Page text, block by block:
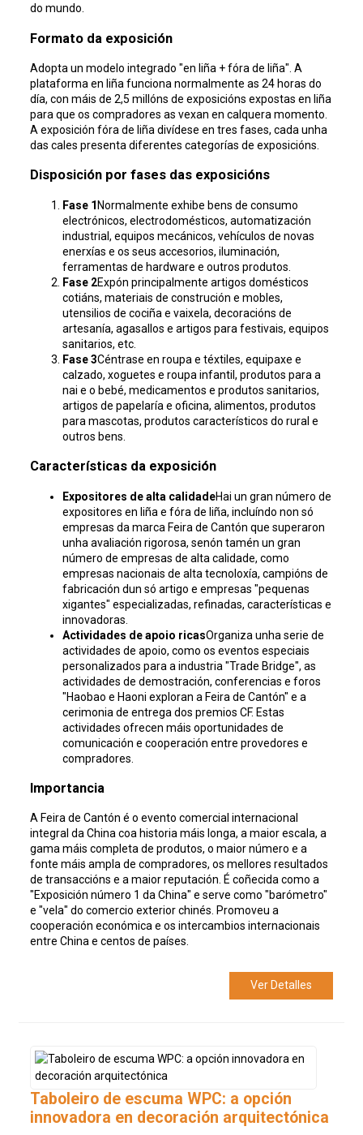
do mundo.
Formato da exposición
Adopta un modelo integrado "en liña + fóra de liña". A
plataforma en liña funciona normalmente as 24 horas do
día, con máis de 2,5 millóns de exposicións expostas en liña
para que os compradores as vexan en calquera momento.
A exposición fóra de liña divídese en tres fases, cada unha
das cales presenta diferentes categorías de exposicións.
Disposición por fases das exposicións
Fase 1 Normalmente exhibe bens de consumo
electrónicos, electrodomésticos, automatización
industrial, equipos mecánicos, vehículos de novas
enerxías e os seus accesorios, iluminación,
ferramentas de hardware e outros produtos.
Fase 2Expón principalmente artigos domésticos
cotiáns, materiais de construción e mobles,
utensilios de cociña e vaixela, decoracións de
artesanía, agasallos e artigos para festivais, equipos
sanitarios, etc.
Fase 3Céntrase en roupa e téxtiles, equipaxe e
calzado, xoguetes e roupa infantil, produtos para a
nai e o bebé, medicamentos e produtos sanitarios,
artigos de papelaría e oficina, alimentos, produtos
para mascotas, produtos característicos do rural e
outros bens.
Características da exposición
Expositores de alta calidadeHai un gran número de
expositores en liña e fóra de liña, incluíndo non só
empresas da marca Feira de Cantón que superaron
unha avaliación rigorosa, senón tamén un gran
número de empresas de alta calidade, como
empresas nacionais de alta tecnoloxía, campións de
fabricación dun só artigo e empresas "pequenas
xigantes" especializadas, refinadas, características e
innovadoras.
Actividades de apoio ricasOrganiza unha serie de
actividades de apoio, como os eventos especiais
personalizados para a industria "Trade Bridge", as
actividades de demostración, conferencias e foros
"Haobao e Haoni exploran a Feira de Cantón" e a
cerimonia de entrega dos premios CF. Estas
actividades ofrecen máis oportunidades de
comunicación e cooperación entre provedores e
compradores.
Importancia
A Feira de Cantón é o evento comercial internacional
integral da China coa historia máis longa, a maior escala, a
gama máis completa de produtos, o maior número e a
fonte máis ampla de compradores, os mellores resultados
de transaccións e a maior reputación. É coñecida como a
"Exposición número 1 da China" e serve como "barómetro"
e "vela" do comercio exterior chinés. Promoveu a
cooperación económica e os intercambios internacionais
entre China e centos de países.
Ver Detalles
Taboleiro de escuma WPC: a opción
innovadora en decoración arquitectónica